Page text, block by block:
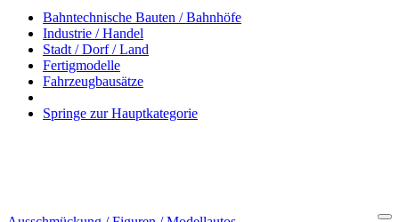
Bahntechnische Bauten / Bahnhöfe
Industrie / Handel
Stadt / Dorf / Land
Fertigmodelle
Fahrzeugbausätze
Springe zur Hauptkategorie